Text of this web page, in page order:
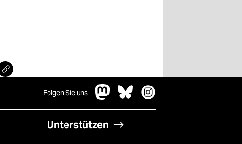
Folgen Sie uns
Unterstützen